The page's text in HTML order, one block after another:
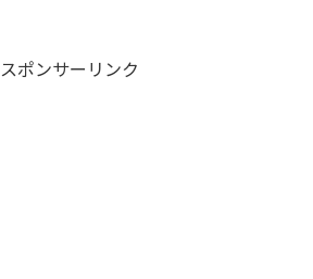
スポンサーリンク